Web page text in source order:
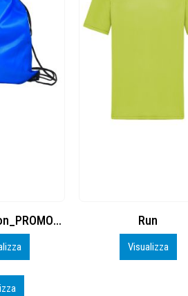
Cuffia Poliestere
Inizia a Personalizzare